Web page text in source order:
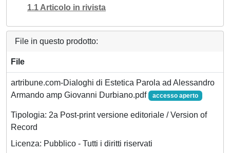
1.1 Articolo in rivista
File in questo prodotto:
File
artribune.com-Dialoghi di Estetica Parola ad Alessandro
Armando amp Giovanni Durbiano.pdf
accesso aperto
Tipologia: 2a Post-print versione editoriale / Version of
Record
Licenza: Pubblico - Tutti i diritti riservati